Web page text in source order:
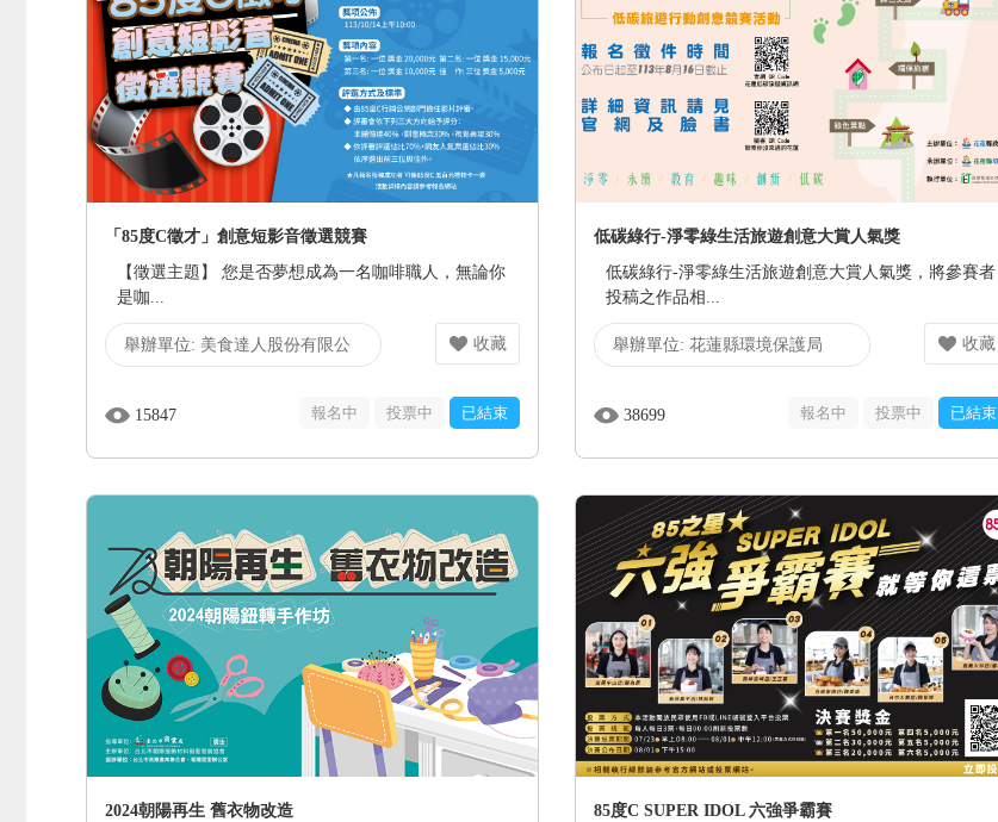
「85度C徵才」創意短影音徵選競賽
【徵選主題】 您是否夢想成為一名咖啡職人，無論你
是咖...
舉辦單位: 美食達人股份有限公 收藏
15847 報名中 投票中 已結束
低碳綠行-淨零綠生活旅遊創意大賞人氣獎
低碳綠行-淨零綠生活旅遊創意大賞人氣獎，將參賽者
投稿之作品相...
舉辦單位: 花蓮縣環境保護局 收藏
38699 報名中 投票中 已結束
2024朝陽再生 舊衣物改造
85度C SUPER IDOL 六強爭霸賽